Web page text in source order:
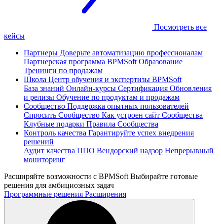
Посмотреть все
кейсы
Партнеры Доверьте автоматизацию профессионалам
Партнерская программа BPMSoft Образование
Тренинги по продажам
Школа Центр обучения и экспертизы BPMSoft
База знаний Онлайн-курсы Сертификация Обновления
и релизы Обучение по продуктам и продажам
Сообщество Поддержка опытных пользователей
Спросить Сообщество Как устроен сайт Сообщества
Клубные подарки Правила Сообщества
Контроль качества Гарантируйте успех внедрения
решений
Аудит качества ППО Вендорский надзор Непрерывный
мониторинг
Расширяйте возможности с BPMSoft Выбирайте готовые
решения для амбициозных задач
Программные решения Расширения